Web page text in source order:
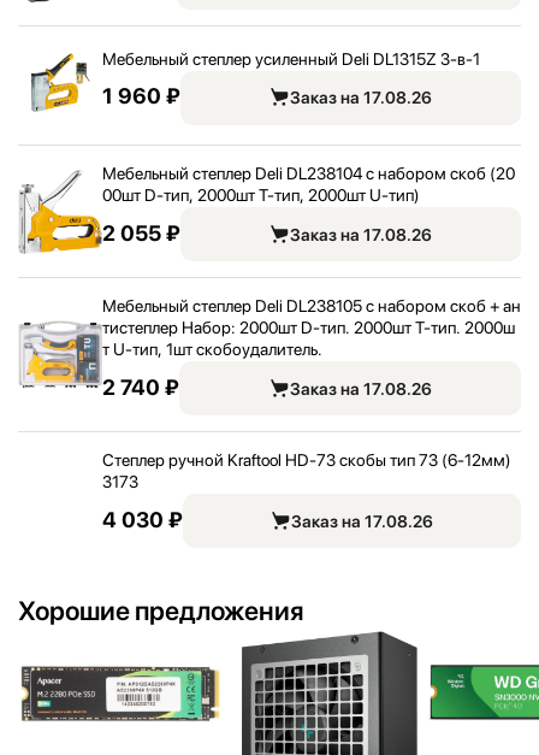
Мебельный степлер усиленный Deli DL1315Z 3-в-1
1 960 ₽ Заказ на 17.08.26
Мебельный степлер Deli DL238104 с набором скоб (20
00шт D-тип, 2000шт Т-тип, 2000шт U-тип)
2 055 ₽ Заказ на 17.08.26
Мебельный степлер Deli DL238105 с набором скоб + ан
тистеплер Набор: 2000шт D-тип. 2000шт Т-тип. 2000ш
т U-тип, 1шт скобоудалитель.
2 740 ₽ Заказ на 17.08.26
Степлер ручной Kraftool HD-73 скобы тип 73 (6-12мм)
3173
4 030 ₽ Заказ на 17.08.26
Хорошие предложения